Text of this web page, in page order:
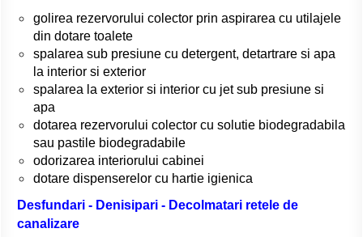
golirea rezervorului colector prin aspirarea cu utilajele
din dotare toalete
spalarea sub presiune cu detergent, detartrare si apa
la interior si exterior
spalarea la exterior si interior cu jet sub presiune si
apa
dotarea rezervorului colector cu solutie biodegradabila
sau pastile biodegradabile
odorizarea interiorului cabinei
dotare dispenserelor cu hartie igienica
Desfundari - Denisipari - Decolmatari retele de
canalizare